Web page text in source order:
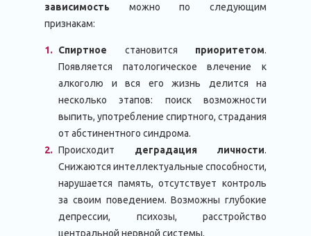
зависимость можно по следующим
признакам:
Спиртное становится приоритетом.
Появляется патологическое влечение к
алкоголю и вся его жизнь делится на
несколько этапов: поиск возможности
выпить, употребление спиртного, страдания
от абстинентного синдрома.
Происходит деградация личности.
Снижаются интеллектуальные способности,
нарушается память, отсутствует контроль
за своим поведением. Возможны глубокие
депрессии, психозы, расстройство
центральной нервной системы.